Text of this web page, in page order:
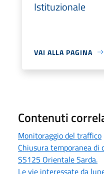
Istituzionale
VAI ALLA PAGINA
Contenuti
Monitoraggio del traffico
Chiusura temporanea di
SS125 Orientale Sarda.
Le vie interessate da